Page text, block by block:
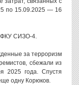
по 15.09.2025 — 16
ФКУ СИЗО-4.
за терроризм
сбежали из
2025 года. Спустя
одну Корюков.